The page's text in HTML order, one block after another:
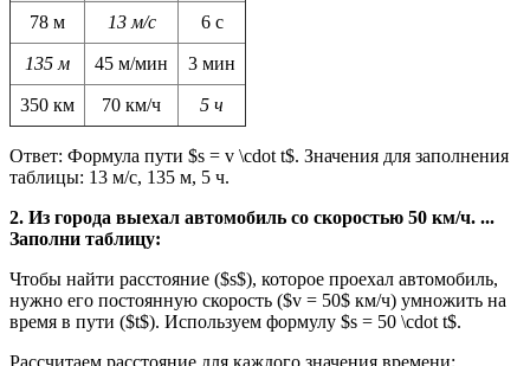
78 м 13 м/с 6 с
135 м 45 м/мин 3 мин
350 км 70 км/ч 5 ч
Ответ: Формула пути $s = v \cdot t$. Значения для заполнения
таблицы: 13 м/с, 135 м, 5 ч.
2. Из города выехал автомобиль со скоростью 50 км/ч. ...
Заполни таблицу:
Чтобы найти расстояние ($s$), которое проехал автомобиль,
нужно его постоянную скорость ($v = 50$ км/ч) умножить на
время в пути ($t$). Используем формулу $s = 50 \cdot t$.
Рассчитаем расстояние для каждого значения времени: